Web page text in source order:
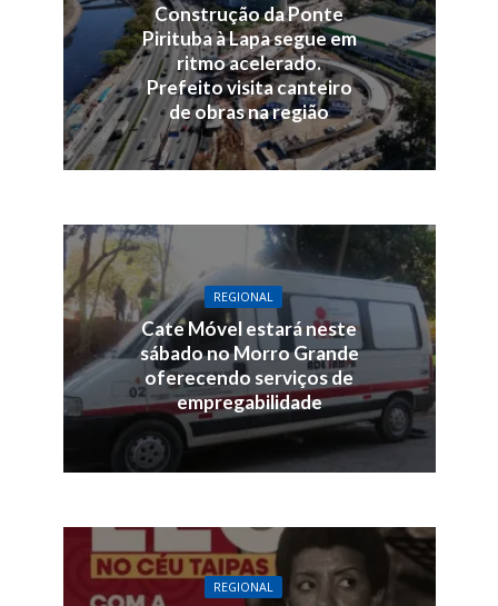
Construção da Ponte
Pirituba à Lapa segue em
ritmo acelerado.
Prefeito visita canteiro
de obras na região
REGIONAL
Cate Móvel estará neste
sábado no Morro Grande
oferecendo serviços de
empregabilidade
REGIONAL